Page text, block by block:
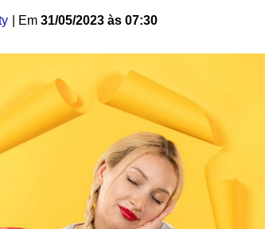
| Em 31/05/2023 às 07:30